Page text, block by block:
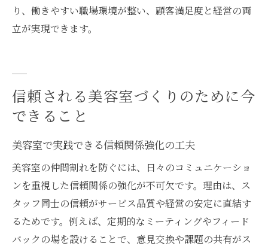
り、働きやすい職場環境が整い、顧客満足度と経営の両
立が実現できます。
信頼される美容室づくりのために今
できること
美容室で実践できる信頼関係強化の工夫
美容室の仲間割れを防ぐには、日々のコミュニケーショ
ンを重視した信頼関係の強化が不可欠です。理由は、ス
タッフ同士の信頼がサービス品質や経営の安定に直結す
るためです。例えば、定期的なミーティングやフィード
バックの場を設けることで、意見交換や課題の共有がス